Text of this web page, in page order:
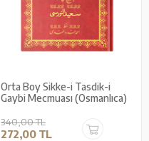
Orta Boy Sikke-i Tasdik-i
Gaybi Mecmuası (Osmanlıca)
340,00 TL
272,00 TL